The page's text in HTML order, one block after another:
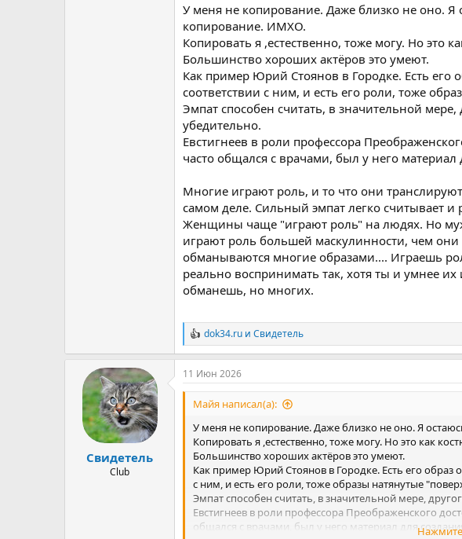
У меня не копирование. Даже близко не оно. Я
копирование. ИМХО.
Копировать я ,естественно, тоже могу. Но это
Большинство хороших актёров это умеют.
Как пример Юрий Стоянов в Городке. Есть его
соответствии с ним, и есть его роли, тоже
Эмпат способен считать, в значительной
убедительно.
Евстигнеев в роли профессора
часто общался с врачами, был у него материал
Многие играют роль, и то что они
самом деле. Сильный эмпат легко считывает
Женщины чаще "играют роль" на людях. Но
играют роль большей маскулинности, чем они
обманываются многие образами.... Играешь
реально воспринимать так, хотя ты и умнее
обманешь, но многих.
Р
е
а
к
ц
и
dok34.ru и Свидетель
Свидетель
Club
11 Июн 2026
Майя написал(а):
У меня не копирование. Даже близко не оно. Я
Копировать я ,естественно, тоже могу. Но это как
Большинство хороших актёров это умеют.
Как пример Юрий Стоянов в Городке. Есть его образ
с ним, и есть его роли, тоже образы натянутые
Эмпат способен считать, в значительной мере,
Евстигнеев в роли профессора Преображенского
общался с врачами, был у него материал дляНажмите